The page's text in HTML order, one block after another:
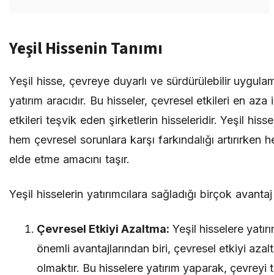
Yeşil Hissenin Tanımı
Yeşil hisse, çevreye duyarlı ve sürdürülebilir
yatırım aracıdır. Bu hisseler, çevresel etkileri en
etkileri teşvik eden şirketlerin hisseleridir. Yeşil
hem çevresel sorunlara karşı farkındalığı artırırken
elde etme amacını taşır.
Yeşil hisselerin yatırımcılara sağladığı birçok
Çevresel Etkiyi Azaltma: Yeşil hisselere
önemli avantajlarından biri, çevresel etkiyi
olmaktır. Bu hisselere yatırım yaparak, çevreyi